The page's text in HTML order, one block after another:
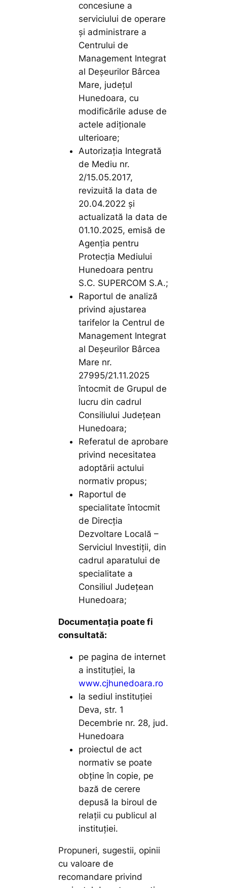
concesiune a
serviciului de operare
și administrare a
Centrului de
Management Integrat
al Deșeurilor Bârcea
Mare, județul
Hunedoara, cu
modificările aduse de
actele adiționale
ulterioare;
Autorizația Integrată
de Mediu nr.
2/15.05.2017,
revizuită la data de
20.04.2022 și
actualizată la data de
01.10.2025, emisă de
Agenția pentru
Protecția Mediului
Hunedoara pentru
S.C. SUPERCOM S.A.;
Raportul de analiză
privind ajustarea
tarifelor la Centrul de
Management Integrat
al Deșeurilor Bârcea
Mare nr.
27995/21.11.2025
întocmit de Grupul de
lucru din cadrul
Consiliului Județean
Hunedoara;
Referatul de aprobare
privind necesitatea
adoptării actului
normativ propus;
Raportul de
specialitate întocmit
de Direcția
Dezvoltare Locală –
Serviciul Investiții, din
cadrul aparatului de
specialitate a
Consiliul Județean
Hunedoara;
Documentaţia poate fi
consultată:
pe pagina de internet
a instituţiei, la
www.cjhunedoara.ro
la sediul instituţiei
Deva, str. 1
Decembrie nr. 28, jud.
Hunedoara
proiectul de act
normativ se poate
obţine în copie, pe
bază de cerere
depusă la biroul de
relaţii cu publicul al
instituţiei.
Propuneri, sugestii, opinii
cu valoare de
recomandare privind